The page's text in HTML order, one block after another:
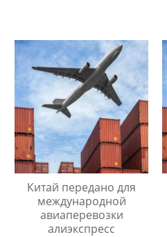
Китай передано для
международной
авиаперевозки
алиэкспресс